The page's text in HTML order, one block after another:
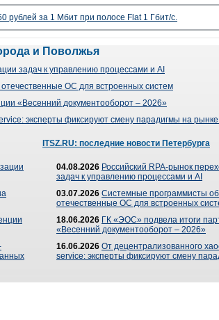
рублей за 1 Мбит при полосе Flat 1 Гбит/с.
и Поволжья
задач к управлению процессами и AI
ОС для встроенных систем
«Весенний документооборот – 2026»
эксперты фиксируют смену парадигмы на
ITSZ.RU: последние новости Петербурга
04.08.2026 Российский RPA-рынок
задач к управлению процессами и AI
03.07.2026 Системные программисты
отечественные ОС для встроенных
18.06.2026 ГК «ЭОС» подвела итоги
«Весенний документооборот – 2026»
16.06.2026 От децентрализованного
service: эксперты фиксируют смену